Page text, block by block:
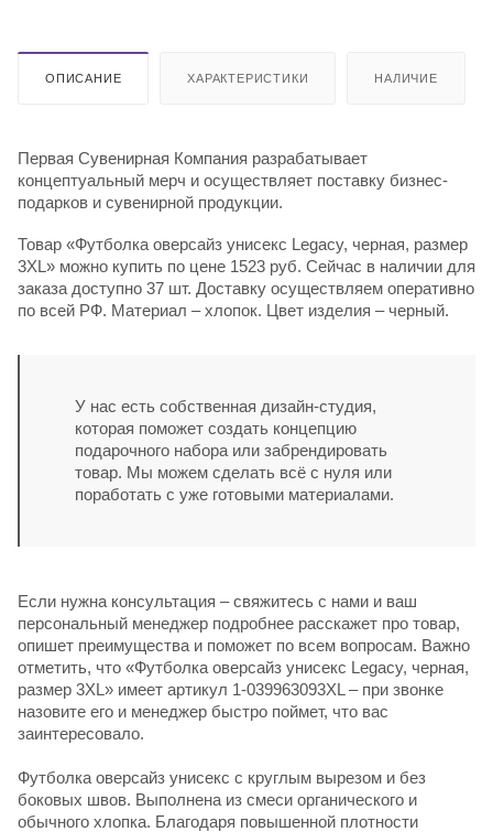
ОПИСАНИЕ ХАРАКТЕРИСТИКИ НАЛИЧИЕ
Первая Сувенирная Компания разрабатывает
концептуальный мерч и осуществляет поставку бизнес-
подарков и сувенирной продукции.
Товар «Футболка оверсайз унисекс Legacy, черная, размер
3XL» можно купить по цене 1523 руб. Сейчас в наличии для
заказа доступно 37 шт. Доставку осуществляем оперативно
по всей РФ. Материал – хлопок. Цвет изделия – черный.
У нас есть собственная дизайн-студия,
которая поможет создать концепцию
подарочного набора или забрендировать
товар. Мы можем сделать всё с нуля или
поработать с уже готовыми материалами.
Если нужна консультация – свяжитесь с нами и ваш
персональный менеджер подробнее расскажет про товар,
опишет преимущества и поможет по всем вопросам. Важно
отметить, что «Футболка оверсайз унисекс Legacy, черная,
размер 3XL» имеет артикул 1-039963093XL – при звонке
назовите его и менеджер быстро поймет, что вас
заинтересовало.
Футболка оверсайз унисекс с круглым вырезом и без
боковых швов. Выполнена из смеси органического и
обычного хлопка. Благодаря повышенной плотности